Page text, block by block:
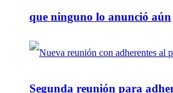
que ninguno lo anunció aún
Segunda reunión para